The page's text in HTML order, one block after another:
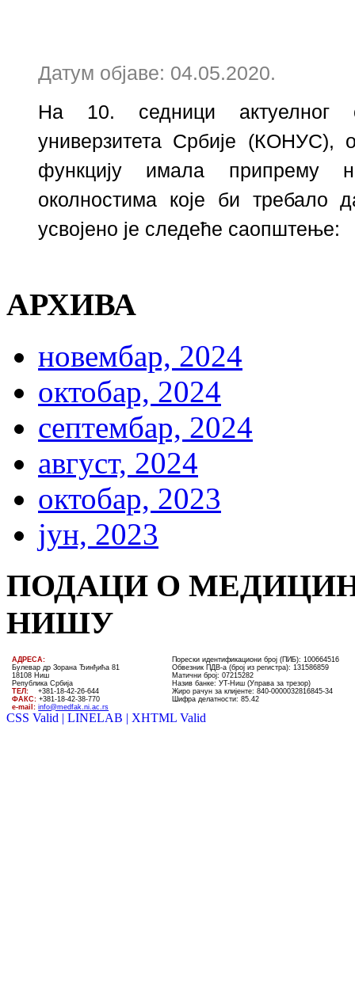
Датум објаве: 04.05.2020.
На 10. седници актуелног
универзитета Србије (КОНУС),
функцију имала припрему
околностима које би требало
усвојено је следеће саопштење:
АРХИВА
новембар, 2024
октобар, 2024
септембар, 2024
август, 2024
октобар, 2023
јун, 2023
ПОДАЦИ О
НИШУ
AДРЕСА:
Булевар др Зорана Ђинђића 81
18108 Ниш
Република Србија
ТЕЛ: +381-18-42-26-644
ФАКС: +381-18-42-38-770
e-mail: info@medfak.ni.ac.rs
Порески идентификациони број (ПИБ): 100664516
Обвезник ПДВ-а (број из регистра): 131586859
Матични број: 07215282
Назив банке: УT-Ниш (Управа за трезор)
Жиро рачун за клијенте:840-0000032816845-34
Шифра делатности: 85.42
CSS Valid | LINELAB | XHTML Valid